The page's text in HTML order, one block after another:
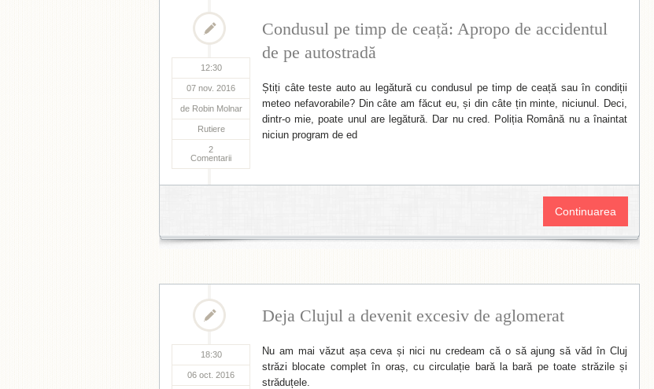
12:30
07 nov. 2016
de Robin Molnar
Rutiere
2
Comentarii
Condusul pe timp de ceață: Apropo de accidentul
de pe autostradă
Știți câte teste auto au legătură cu condusul pe timp de ceață sau în condiții
meteo nefavorabile? Din câte am făcut eu, și din câte țin minte, niciunul. Deci,
dintr-o mie, poate unul are legătură. Dar nu cred. Poliția Română nu a înaintat
niciun program de ed
Continuarea
18:30
06 oct. 2016
Deja Clujul a devenit excesiv de aglomerat
Nu am mai văzut așa ceva și nici nu credeam că o să ajung să văd în Cluj
străzi blocate complet în oraș, cu circulație bară la bară pe toate străzile și
străduțele.